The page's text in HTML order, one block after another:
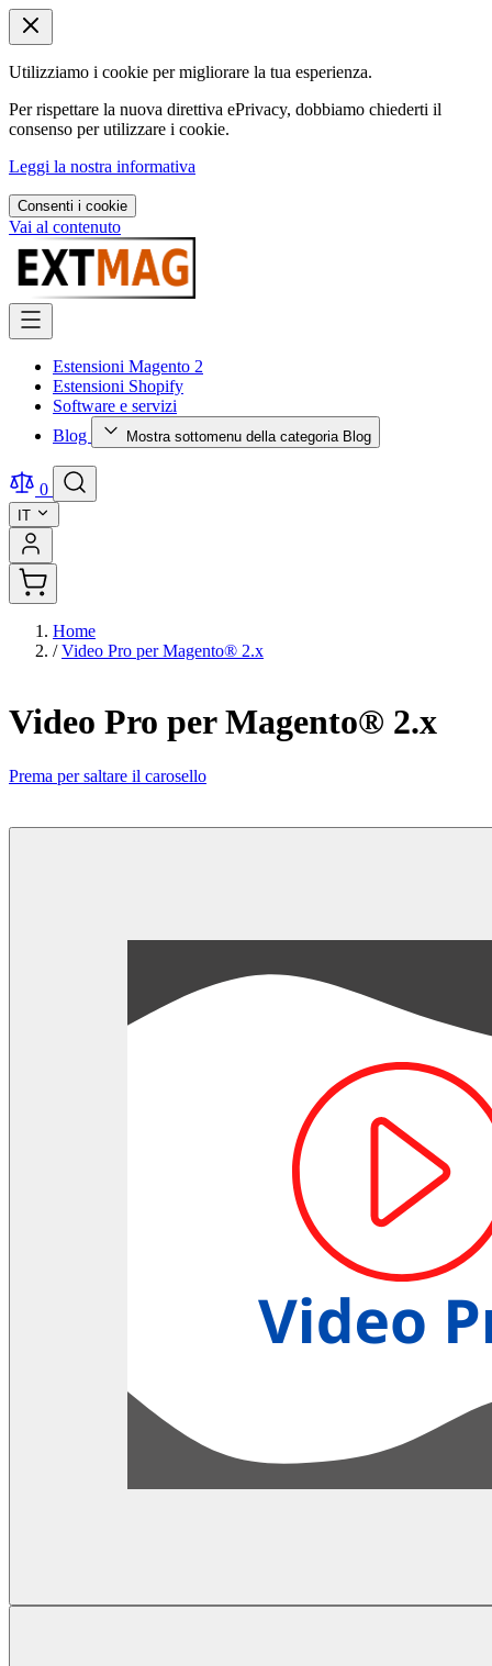
Utilizziamo i cookie per migliorare la tua esperienza.
Per rispettare la nuova direttiva ePrivacy, dobbiamo chiederti il
consenso per utilizzare i cookie.
Leggi la nostra informativa
Consenti i cookie
Vai al contenuto
Estensioni Magento 2
Estensioni Shopify
Software e servizi
Blog
Mostra sottomenu della categoria Blog
0
IT
Home
/ Video Pro per Magento® 2.x
Video Pro per Magento® 2.x
Prema per saltare il carosello